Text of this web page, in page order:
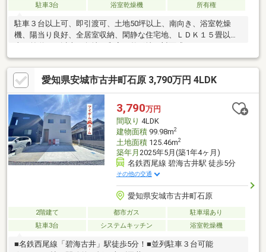
駐車3台
浴室乾燥機 所有権
駐車３台以上可、即引渡可、土地50坪以上、南向き、浴室乾燥
機、陽当り良好、全居室収納、閑静な住宅地、ＬＤＫ１５畳以
上、前道６ｍ以上、角地、和室、整形地、対面式キッチン、ワイ
ドバルコニー、トイレ２ヶ所、浴室１坪以上、２階建、南面バル
コニー、全室南向き、温水洗浄便座、南庭、床下収納、通風良
好、全居室６畳以上、小学校 徒歩10分以内、平坦地、区画整理地
内、周辺交通量少なめ
愛知県安城市古井町石原 3,790万円 4LDK
3,790万円
間取り 4LDK
建物面積99.98m2
土地面積125.46m2
築年月 2025年5月(築1年4ヶ月)
名鉄西尾線 碧海古井駅 徒歩5分
その他の交通
愛知県安城市古井町石原
2階建て 都市ガス
駐車場あり
駐車3台
システムキッチン 浴室乾燥機
■名鉄西尾線「碧海古井」駅徒歩5分！■並列駐車３台可能